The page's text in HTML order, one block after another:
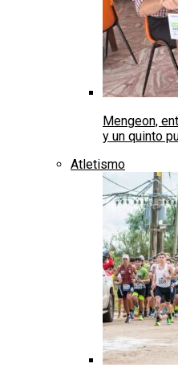
Mengeon,
y un quinto
Atletismo